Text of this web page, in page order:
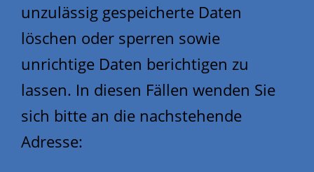
unzulässig gespeicherte Daten
löschen oder sperren sowie
unrichtige Daten berichtigen zu
lassen. In diesen Fällen wenden Sie
sich bitte an die nachstehende
Adresse: